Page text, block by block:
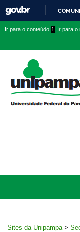
conteúdo
menu
superior
menu
Ir para o conteúdo 1 Ir para o
Sites da Unipampa >